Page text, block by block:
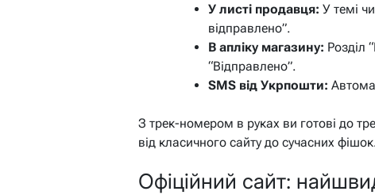
У листі продавця: У темі
відправлено”.
В апліку магазину: Розділ
“Відправлено”.
SMS від Укрпошти:
З трек-номером в руках ви готові до
від класичного сайту до сучасних фішок.
Офіційний сайт: